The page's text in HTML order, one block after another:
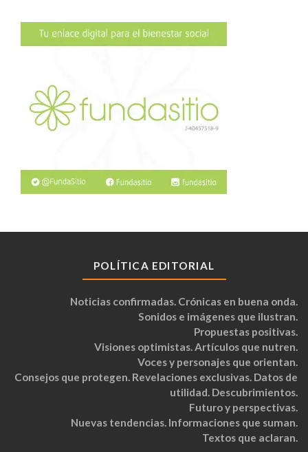
POLÍTICA EDITORIAL
Noticias confirmadas. Crónicas en buena onda.
Sonidos e imágenes que ilustran.
Propuestas positivas.
Visiones optimistas. Artículos que nutren.
Voces y personajes que orientan.
Consejos que protegen. Revelaciones exclusivas. Datos de
utilidad. Descubrimientos.
Futuro y perspectivas.
Nuevas tendencias. Informaciones que suman.
Textos que aclaran.